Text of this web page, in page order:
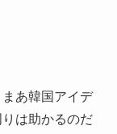
あ韓国アイデ
は助かるのだ